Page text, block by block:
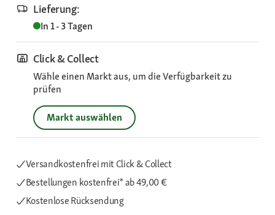
Lieferung:
In 1 - 3 Tagen
Click & Collect
Wähle einen Markt aus, um die Verfügbarkeit zu
prüfen
Markt auswählen
Versandkostenfrei mit Click & Collect
Bestellungen kostenfrei*ab 49,00 €
Kostenlose Rücksendung